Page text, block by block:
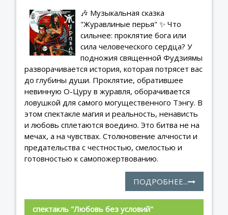
🎶 Музыкальная сказка
"Журавлиные перья" ✨ Что
сильнее: проклятие бога или
сила человеческого сердца? У
подножия священной Фудзиямы
разворачивается история, которая потрясет вас
до глубины души. Проклятие, обратившее
невинную О-Цуру в журавля, оборачивается
ловушкой для самого могущественного Тэнгу. В
этом спектакле магия и реальность, ненависть
и любовь сплетаются воедино. Это битва не на
мечах, а на чувствах. Столкновение алчности и
предательства с честностью, смелостью и
готовностью к самопожертвованию.
ПОДРОБНЕЕ...
спектакль "Любовь без условий"